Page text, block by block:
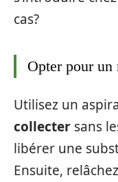
cas?
Opter pour un
Utilisez un
collecter sans
libérer une
Ensuite,